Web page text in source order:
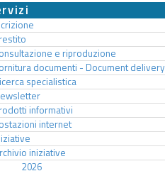
e riproduzione
documenti - Document delivery
specialistica
informativi
internet
iniziative
2026